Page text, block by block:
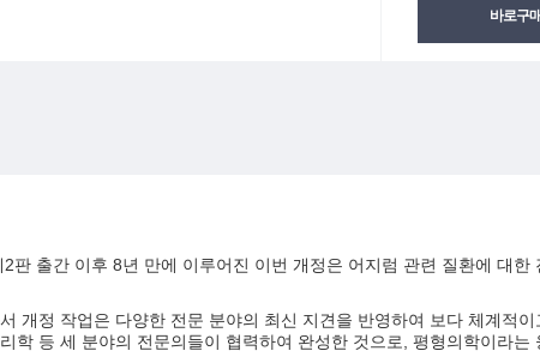
판 출간 이후 8년 만에 이루어진 이번 개정은 어지럼 관련 질환에 대
개정 작업은 다양한 전문 분야의 최신 지견을 반영하여 보다 체계적
학 등 세 분야의 전문의들이 협력하여 완성한 것으로, 평형의학이라